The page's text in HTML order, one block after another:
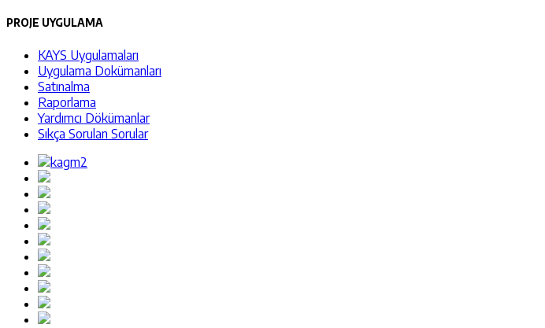
PROJE UYGULAMA
KAYS Uygulamaları
Uygulama Dokümanları
Satınalma
Raporlama
Yardımcı Dökümanlar
Sıkça Sorulan Sorular